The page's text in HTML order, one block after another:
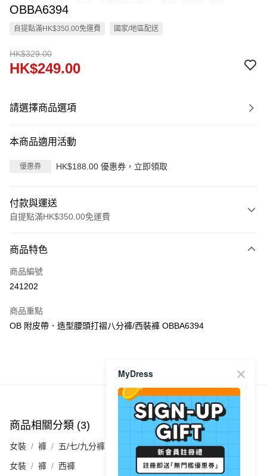
OBBA6394
自提點滿HK$350.00免運費 國家/地區配送
HK$329.00
HK$249.00
請選擇商品選項
本商品適用活動
優惠券 HK$188.00 優惠券，立即領取
付款與運送
自提點滿HK$350.00免運費
信用卡
Apple Pay
PayMe
每筆HK$40.00，滿HK$350.00或以上免運費
付款後順豐站及營業點
每筆HK$40.00，滿HK$350.00或以上免運費
付款後順豐合作便利店
商品特色
商品編號
241202
商品重點
OB 附皮帶．造型腰頭打褶八分褲/西裝褲 OBBA6394
商品推薦
商品相關分類 (3)
女裝 褲 五/七/九分褲
女裝 褲 西褲
MyDress